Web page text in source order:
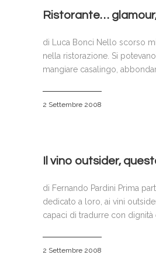
Ristorante…
di Luca Bonci Nello scorso
nella ristorazione. Si
mangiare casalingo,
2 Settembre 2008
Il vino outsider,
di Fernando Pardini Prima
dedicato a loro, ai vini
capaci di tradurre con dignità
2 Settembre 2008